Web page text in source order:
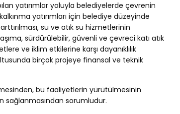
yatırımlar yoluyla belediyelerde çevrenin
yatırımları için belediye düzeyinde
su ve atık su hizmetlerinin
sürdürülebilir, güvenli ve çevreci katı atık
ve iklim etkilerine karşı dayanıklılık
birçok projeye finansal ve teknik
bu faaliyetlerin yürütülmesinin
sağlanmasından sorumludur.